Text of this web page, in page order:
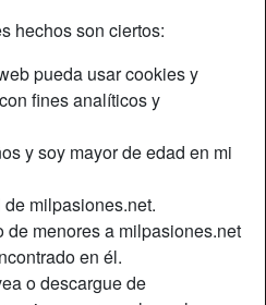
hechos son ciertos:
pueda usar cookies y
fines analíticos y
y soy mayor de edad en mi
milpasiones.net.
de menores a milpasiones.net
en él.
o descargue de